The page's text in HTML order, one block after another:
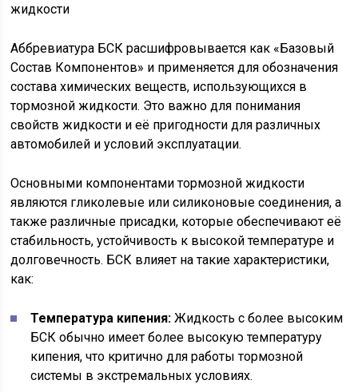
Аббревиатура БСК расшифровывается как «Базовый
Состав Компонентов» и применяется для обозначения
состава химических веществ, использующихся в
тормозной жидкости. Это важно для понимания
свойств жидкости и её пригодности для различных
автомобилей и условий эксплуатации.
Основными компонентами тормозной жидкости
являются гликолевые или силиконовые соединения, а
также различные присадки, которые обеспечивают её
стабильность, устойчивость к высокой температуре и
долговечность. БСК влияет на такие характеристики,
как:
Температура кипения: Жидкость с более высоким
БСК обычно имеет более высокую температуру
кипения, что критично для работы тормозной
системы в экстремальных условиях.